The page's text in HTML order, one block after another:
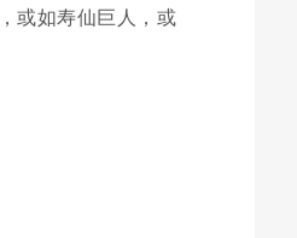
或如寿仙巨人，或